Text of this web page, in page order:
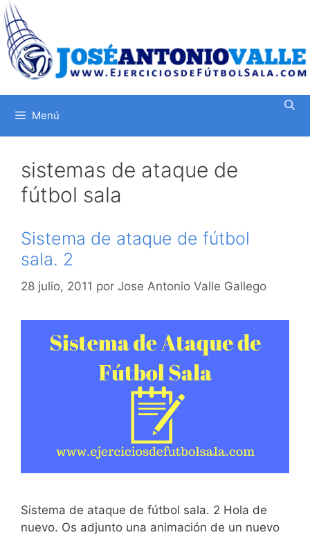
Saltar
al
contenido
Menú
sistemas de ataque de
fútbol sala
Sistema de ataque de fútbol
sala. 2
28 julio, 2011 por Jose Antonio Valle Gallego
Sistema de ataque de fútbol sala. 2 Hola de
nuevo. Os adjunto una animación de un nuevo